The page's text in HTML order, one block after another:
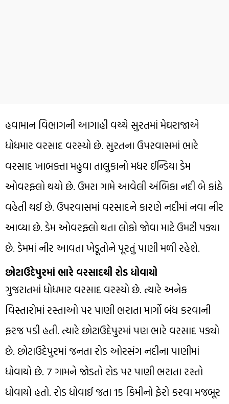
હવામાન વિભાગની આગાહી વચ્ચે સુરતમાં મેઘરાજાએ
ધોધમાર વરસાદ વરસ્યો છે. સુરતના ઉપરવાસમાં ભારે
વરસાદ ખાબક્તા મહુવા તાલુકાનો મધર ઈન્ડિયા ડેમ
ઓવરફ્લો થયો છે. ઉમરા ગામે આવેલી અંબિકા નદી બે કાંઠે
વહેતી થઈ છે. ઉપરવાસમાં વરસાદને કારણે નદીમાં નવા નીર
આવ્યા છે. ડેમ ઓવરફ્લો થતા લોકો જોવા માટે ઉમટી પડ્યા
છે. ડેમમાં નીર આવતા ખેડૂતોને પૂરતું પાણી મળી રહેશે.
છોટાઉદેપુરમાં ભારે વરસાદથી રોડ ધોવાયો
ગુજરાતમાં ધોધમાર વરસાદ વરસ્યો છે. ત્યારે અનેક
વિસ્તારોમાં રસ્તાઓ પર પાણી ભરાતા માર્ગો બંધ કરવાની
ફરજ પડી હતી. ત્યારે છોટાઉદેપુરમાં પણ ભારે વરસાદ પડ્યો
છે. છોટાઉદેપુરમાં જનતા રોડ ઓરસંગ નદીના પાણીમાં
ધોવાયો છે. 7 ગામને જોડતો રોડ પર પાણી ભરાતા રસ્તો
ધોવાયો હતો. રોડ ધોવાઈ જતા 15 કિમીનો ફેરો કરવા મજબૂર